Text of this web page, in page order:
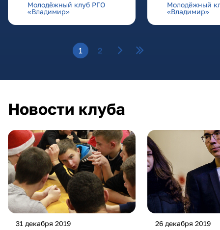
Молодёжный клуб РГО
«Владимир»
Молодёжный
«Владимир»
1 2
Новости клуба
31 декабря 2019 26 декабря 2019